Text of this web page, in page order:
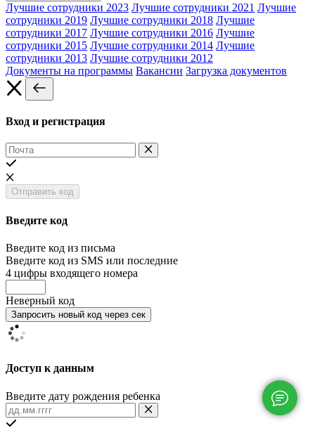
Лучшие сотрудники 2023 Лучшие сотрудники 2021 Лучшие
сотрудники 2019 Лучшие сотрудники 2018 Лучшие
сотрудники 2017 Лучшие сотрудники 2016 Лучшие
сотрудники 2015 Лучшие сотрудники 2014 Лучшие
сотрудники 2013 Лучшие сотрудники 2012
Документы на программы Вакансии Загрузка документов
Вход и регистрация
Отправить код
Введите код
Введите код из письма
Введите код из SMS или последние
4 цифры входящего номера
Неверный код
Запросить новый код через сек
Доступ к данным
Введите дату рождения ребенка